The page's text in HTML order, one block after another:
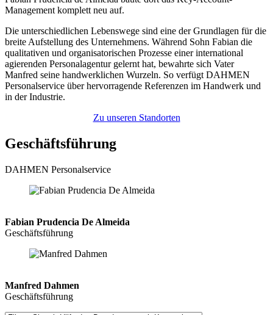
Management komplett neu auf.
Die unterschiedlichen Lebenswege sind eine der Grundlagen für die
breite Aufstellung des Unternehmens. Während Sohn Fabian die
qualitativen und organisatorischen Prozesse einer international
agierenden Personalagentur gelernt hat, bewahrte sich Vater
Manfred seine handwerklichen Wurzeln. So verfügt DAHMEN
Personalservice über hervorragende Referenzen im Handwerk und
in der Industrie.
Zu unseren Standorten
Geschäftsführung
DAHMEN Personalservice
Fabian Prudencia De Almeida
Geschäftsführung
Manfred Dahmen
Geschäftsführung